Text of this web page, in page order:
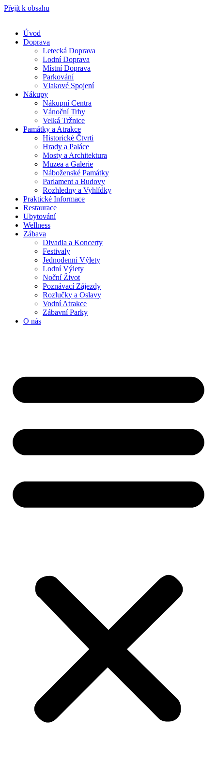
Přejít k obsahu
Úvod
Doprava
Letecká Doprava
Lodní Doprava
Místní Doprava
Parkování
Vlakové Spojení
Nákupy
Nákupní Centra
Vánoční Trhy
Velká Tržnice
Památky a Atrakce
Historické Čtvrti
Hrady a Paláce
Mosty a Architektura
Muzea a Galerie
Náboženské Památky
Parlament a Budovy
Rozhledny a Vyhlídky
Praktické Informace
Restaurace
Ubytování
Wellness
Zábava
Divadla a Koncerty
Festivaly
Jednodenní Výlety
Lodní Výlety
Noční Život
Poznávací Zájezdy
Rozlučky a Oslavy
Vodní Atrakce
Zábavní Parky
O nás